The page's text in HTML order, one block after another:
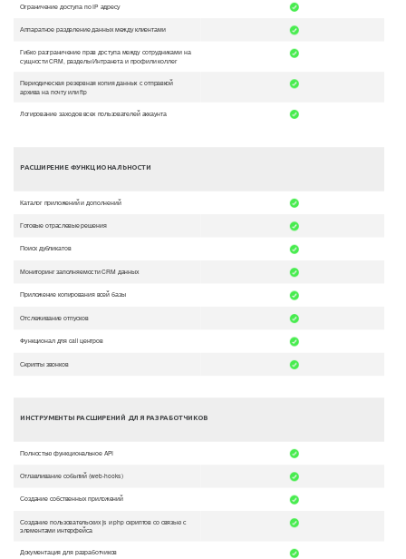
Ограничение доступа по IP адресу
Аппаратное разделение данных между клиентами
Гибко разграничение прав доступа между сотрудниками на
сущности CRM, разделы Интранета и профили коллег
Периодическая резервная копия данных с отправкой
архива на почту или ftp
Логирование заходов всех пользователей аккаунта
РАСШИРЕНИЕ ФУНКЦИОНАЛЬНОСТИ
Каталог приложений и дополнений
Готовые отраслевые решения
Поиск дубликатов
Мониторинг заполняемости CRM данных
Приложение копирования всей базы
Отслеживание отпусков
Функционал для call центров
Скрипты звонков
ИНСТРУМЕНТЫ РАСШИРЕНИЙ ДЛЯ РАЗРАБОТЧИКОВ
Полностью функциональное API
Отлавливание событий (web-hooks)
Создание собственных приложений
Создание пользовательских js и php скриптов со связью с
элементами интерфейса
Документация для разработчиков